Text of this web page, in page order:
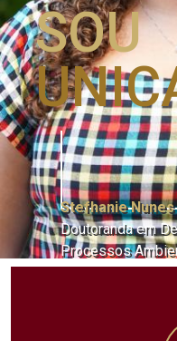
SOU
Stefhanie Nunes
Doutoranda em
Processos